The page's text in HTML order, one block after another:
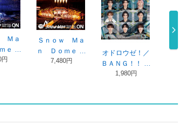
Ｇ！！／
Ｅ Ｙ …
音故知新（初回
盤Ａ／ＤＶＤ …
音故知新
Ｓｎｏｗ Ｍａ
ｎ
音故